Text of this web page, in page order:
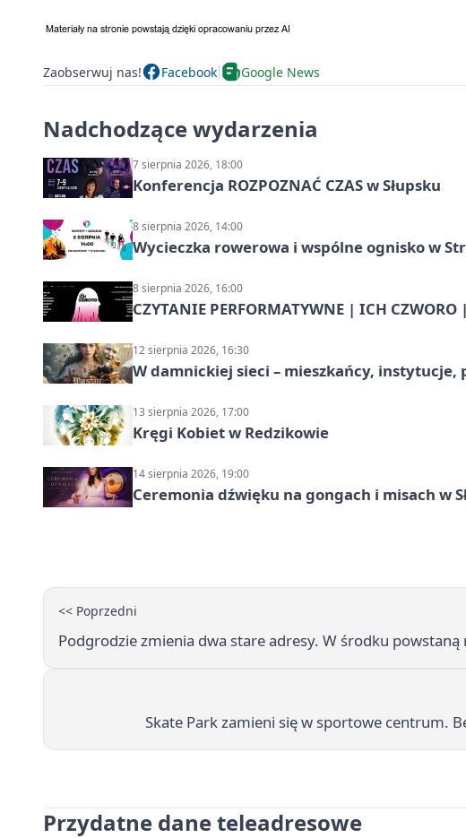
Zaobserwuj nas! Facebook Google News
Nadchodzące wydarzenia
7 sierpnia 2026, 18:00
Konferencja ROZPOZNAĆ CZAS w Słupsku
8 sierpnia 2026, 14:00
Wycieczka rowerowa i wspólne ognisko w
8 sierpnia 2026, 16:00
CZYTANIE PERFORMATYWNE | ICH
12 sierpnia 2026, 16:30
W damnickiej sieci – mieszkańcy,
13 sierpnia 2026, 17:00
Kręgi Kobiet w Redzikowie
14 sierpnia 2026, 19:00
Ceremonia dźwięku na gongach i misach w
<< Poprzedni
Podgrodzie zmienia dwa stare adresy. W środku powstaną
Skate Park zamieni się w sportowe centrum.
Przydatne dane teleadresowe